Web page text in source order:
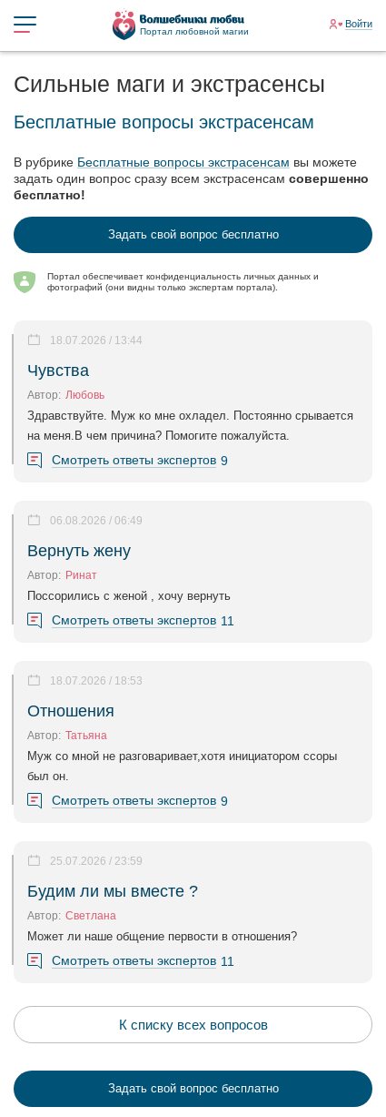
Портал любовной магии
Войти
Сильные маги и экстрасенсы
Бесплатные вопросы экстрасенсам
В рубрике Бесплатные вопросы экстрасенсам вы можете
задать один вопрос сразу всем экстрасенсам совершенно
бесплатно!
Задать свой вопрос бесплатно
Портал обеспечивает конфиденциальность личных данных и
фотографий (они видны только экспертам портала).
Чувства
18.07.2026 / 13:44
Автор: Любовь
Здравствуйте. Муж ко мне охладел. Постоянно срывается
на меня.В чем причина? Помогите пожалуйста.
Смотреть ответы экспертов 9
Вернуть жену
06.08.2026 / 06:49
Автор: Ринат
Поссорились с женой , хочу вернуть
Смотреть ответы экспертов 11
Отношения
18.07.2026 / 18:53
Автор: Татьяна
Муж со мной не разговаривает,хотя инициатором ссоры
был он.
Смотреть ответы экспертов 9
Будим ли мы вместе ?
25.07.2026 / 23:59
Автор: Светлана
Может ли наше общение первости в отношения?
Смотреть ответы экспертов 11
К списку всех вопросов
Задать свой вопрос бесплатно